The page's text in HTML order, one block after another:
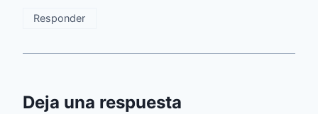
Responder
Deja una respuesta